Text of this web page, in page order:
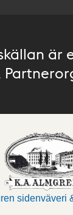
är
sidenväveri